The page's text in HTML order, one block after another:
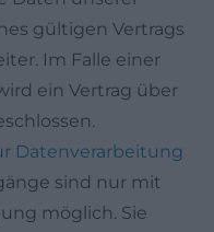
gültigen Vertrags
Im Falle einer
ein Vertrag über
Datenverarbeitung
sind nur mit
möglich. Sie